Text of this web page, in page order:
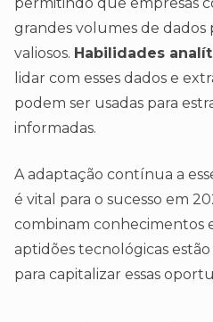
grandes volumes de dados
valiosos. Habilidades
lidar com esses dados e
podem ser usadas para
informadas.
A adaptação contínua a
é vital para o sucesso em
combinam conhecimentos
aptidões tecnológicas
para capitalizar essas